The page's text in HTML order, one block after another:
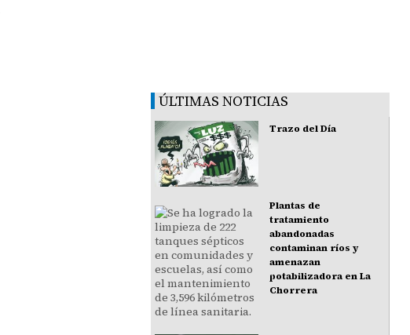
ÚLTIMAS NOTICIAS
Trazo del Día
Plantas de
tratamiento
abandonadas
contaminan ríos y
amenazan
potabilizadora en La
Chorrera